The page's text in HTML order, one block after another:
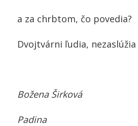
a za chrbtom, čo povedia?
Dvojtvárni ľudia,
Božena Širková
Padina